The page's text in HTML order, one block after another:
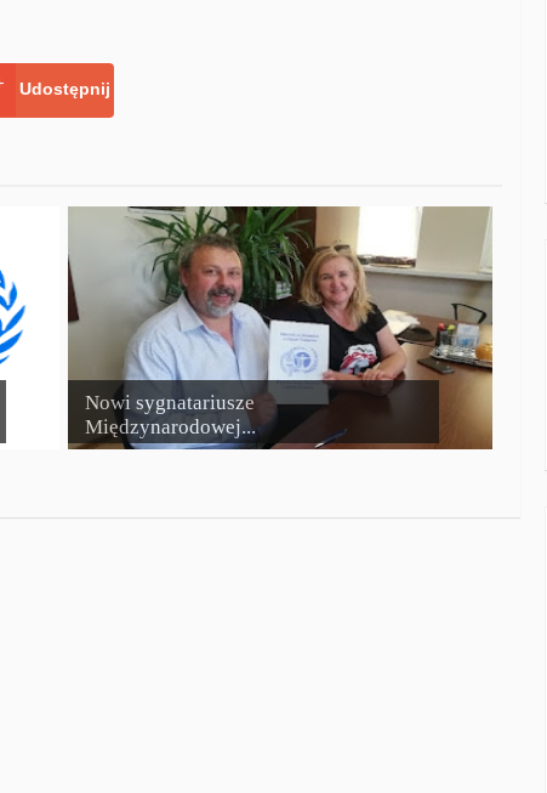
Udostępnij
Nowi sygnatariusze
Międzynarodowej...